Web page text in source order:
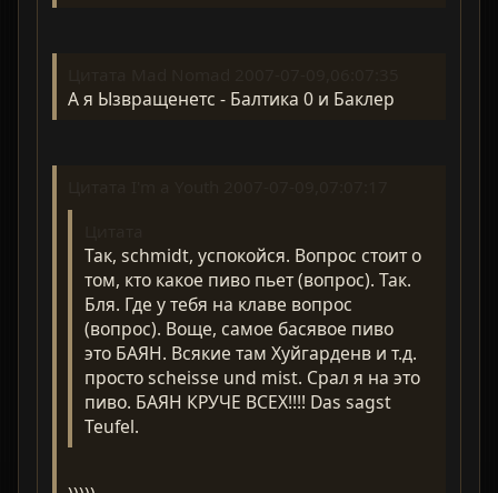
А я Ызвращенетс - Балтика 0 и Баклер
Так, schmidt, успокойся. Вопрос стоит о
том, кто какое пиво пьет (вопрос). Так.
Бля. Где у тебя на клаве вопрос
(вопрос). Воще, самое басявое пиво
это БАЯН. Всякие там Хуйгарденв и т.д.
просто scheisse und mist. Срал я на это
пиво. БАЯН КРУЧЕ ВСЕХ!!!! Das sagst
Teufel.